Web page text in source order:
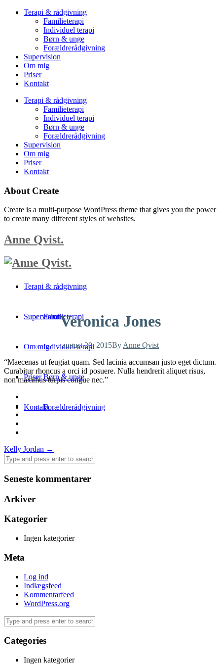
Terapi & rådgivning
Familieterapi
Individuel terapi
Børn & unge
Forældrerådgivning
Supervision
Om mig
Priser
Kontakt
Terapi & rådgivning
Familieterapi
Individuel terapi
Børn & unge
Forældrerådgivning
Supervision
Om mig
Priser
Kontakt
About Create
Create is a multi-purpose WordPress theme that gives you the power
to create many different styles of websites.
Anne Qvist.
Terapi & rådgivning
Familieterapi
Individuel terapi
Børn & unge
Forældrerådgivning
Supervision
Om mig
Priser
Kontakt
Veronica Jones
august 20, 2015By Anne Qvist
“Maecenas ut feugiat quam. Sed lacinia accumsan justo eget dictum.
Curabitur rhoncus a orci id posuere. Nulla hendrerit aliquet risus,
non maximus turpis congue nec.”
Post
navigation
Kelly Jordan →
Seneste kommentarer
Arkiver
Kategorier
Ingen kategorier
Meta
Log ind
Indlægsfeed
Kommentarfeed
WordPress.org
Categories
Ingen kategorier